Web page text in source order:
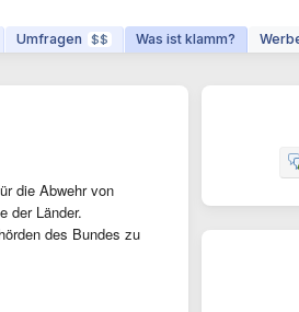
Umfragen $$ Was ist klamm?
die Abwehr von
der Länder.
des Bundes zu